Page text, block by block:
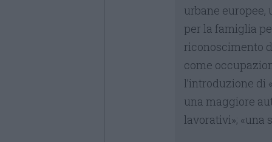
urbane europee,
per la famiglia
riconoscimento
come
l’introduzione di
una maggiore
lavorativi»; «una